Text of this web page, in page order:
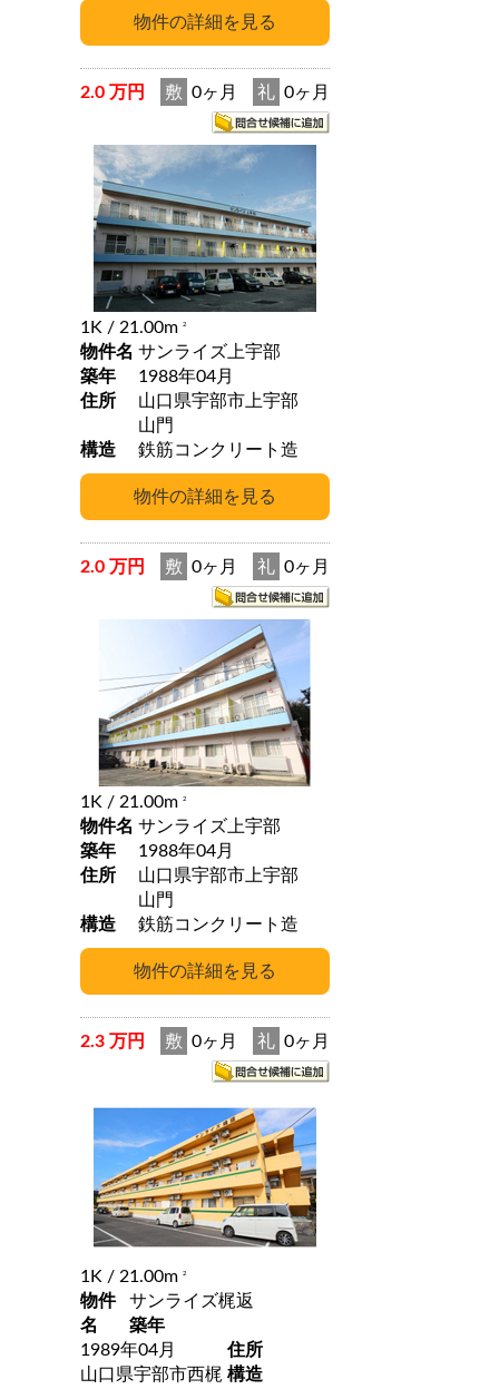
2.0 万円 敷 0ヶ月 礼 0ヶ月
1K / 21.00m 2
物件名 サンライズ上宇部
築年
1988年04月
住所
山口県宇部市上宇部
山門
構造
鉄筋コンクリート造
2.0 万円 敷 0ヶ月 礼 0ヶ月
1K / 21.00m 2
物件名 サンライズ上宇部
築年
1988年04月
住所
山口県宇部市上宇部
山門
構造
鉄筋コンクリート造
2.3 万円 敷 0ヶ月 礼 0ヶ月
1K / 21.00m 2
物件
名
サンライズ梶返
築年
1989年04月
住所
山口県宇部市西梶 構造